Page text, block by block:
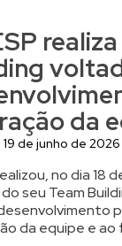
da
19 de junho de 2026
no dia 18
seu Team
da equipe e ao